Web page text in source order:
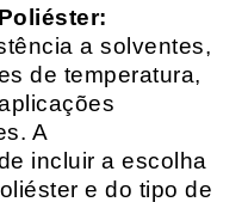
a solventes,
de temperatura,
A
incluir a escolha
e do tipo de